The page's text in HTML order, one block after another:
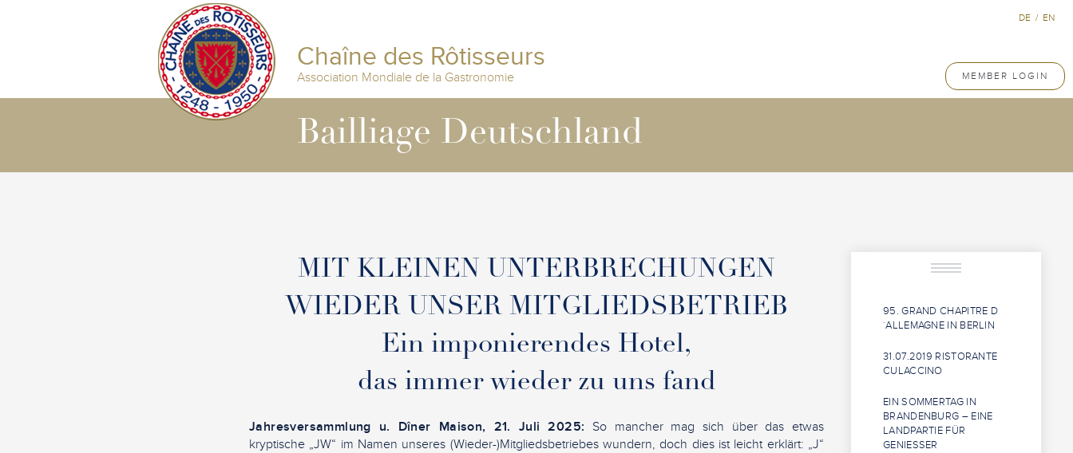
Chaîne des Rôtisseurs
Association Mondiale de la Gastronomie MEMBER LOGIN
DE / EN
Bailliage Deutschland
MIT KLEINEN UNTERBRECHUNGEN
WIEDER UNSER MITGLIEDSBETRIEB
Ein imponierendes Hotel,
das immer wieder zu uns fand
Jahresversammlung u. Dîner Maison, 21. Juli 2025: So mancher mag sich über das etwas
kryptische „JW“ im Namen unseres (Wieder-)Mitgliedsbetriebes wundern, doch dies ist leicht erklärt: „J“
95. GRAND CHAPITRE D
´ALLEMAGNE IN BERLIN
31.07.2019 RISTORANTE
CULACCINO
EIN SOMMERTAG IN
BRANDENBURG – EINE
LANDPARTIE FÜR
GENIESSER